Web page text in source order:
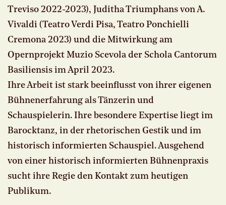
Treviso 2022-2023), Juditha Triumphans von A.
Vivaldi (Teatro Verdi Pisa, Teatro Ponchielli
Cremona 2023) und die Mitwirkung am
Opernprojekt Muzio Scevola der Schola Cantorum
Basiliensis im April 2023.
Ihre Arbeit ist stark beeinflusst von ihrer eigenen
Bühnenerfahrung als Tänzerin und
Schauspielerin. Ihre besondere Expertise liegt im
Barocktanz, in der rhetorischen Gestik und im
historisch informierten Schauspiel. Ausgehend
von einer historisch informierten Bühnenpraxis
sucht ihre Regie den Kontakt zum heutigen
Publikum.